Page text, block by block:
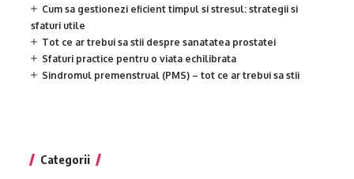
Cum sa gestionezi eficient timpul si stresul: strategii si
sfaturi utile
Tot ce ar trebui sa stii despre sanatatea prostatei
Sfaturi practice pentru o viata echilibrata
Sindromul premenstrual (PMS) – tot ce ar trebui sa stii
Categorii